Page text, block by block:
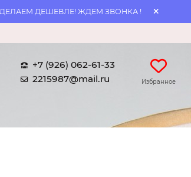
ДЕШЕВЛЕ! ЖДЕМ ЗВОНКА !
+7 (926) 062-61-33
2215987@mail.ru
Избранное